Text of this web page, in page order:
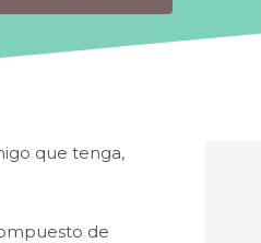
que tenga,
de